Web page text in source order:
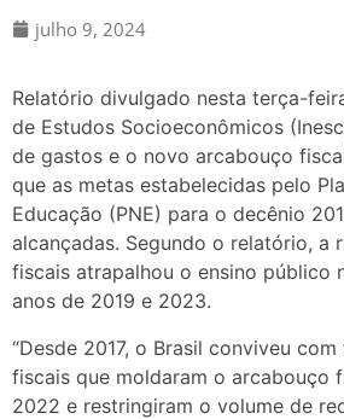
julho 9, 2024
Relatório divulgado nesta terça-
de Estudos Socioeconômicos
de gastos e o novo arcabouço
que as metas estabelecidas pelo
Educação (PNE) para o decênio
alcançadas. Segundo o relatório, a
fiscais atrapalhou o ensino público
anos de 2019 e 2023.
“Desde 2017, o Brasil conviveu
fiscais que moldaram o arcabouço
2022 e restringiram o volume de